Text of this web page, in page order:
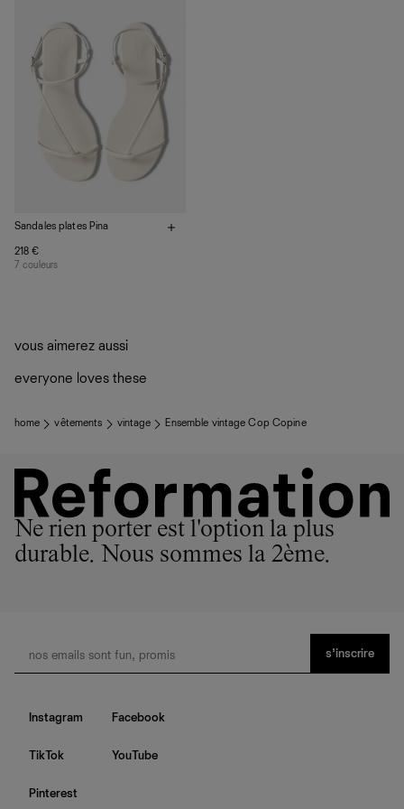
Sandales plates Pina
218 €
7 couleurs
vous aimerez aussi
everyone loves these
home vêtements vintage Ensemble vintage Cop Copine
Ne rien porter est l'option la plus
durable. Nous sommes la 2ème.
s’inscrire
Instagram Facebook
TikTok YouTube
Pinterest